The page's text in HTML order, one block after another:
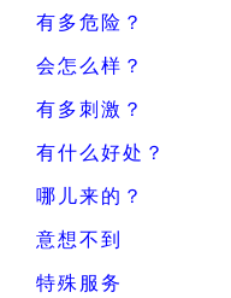
有多危险？
会怎么样？
有多刺激？
有什么好处？
哪儿来的？
意想不到
特殊服务